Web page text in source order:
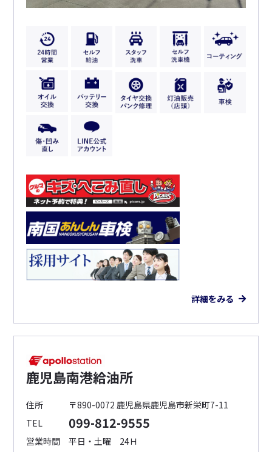
詳細をみる
鹿児島南港給油所
住所
〒890-0072 鹿児島県鹿児島市新栄町7-11
TEL
099-812-9555
営業時間
平日・土曜 24Ｈ